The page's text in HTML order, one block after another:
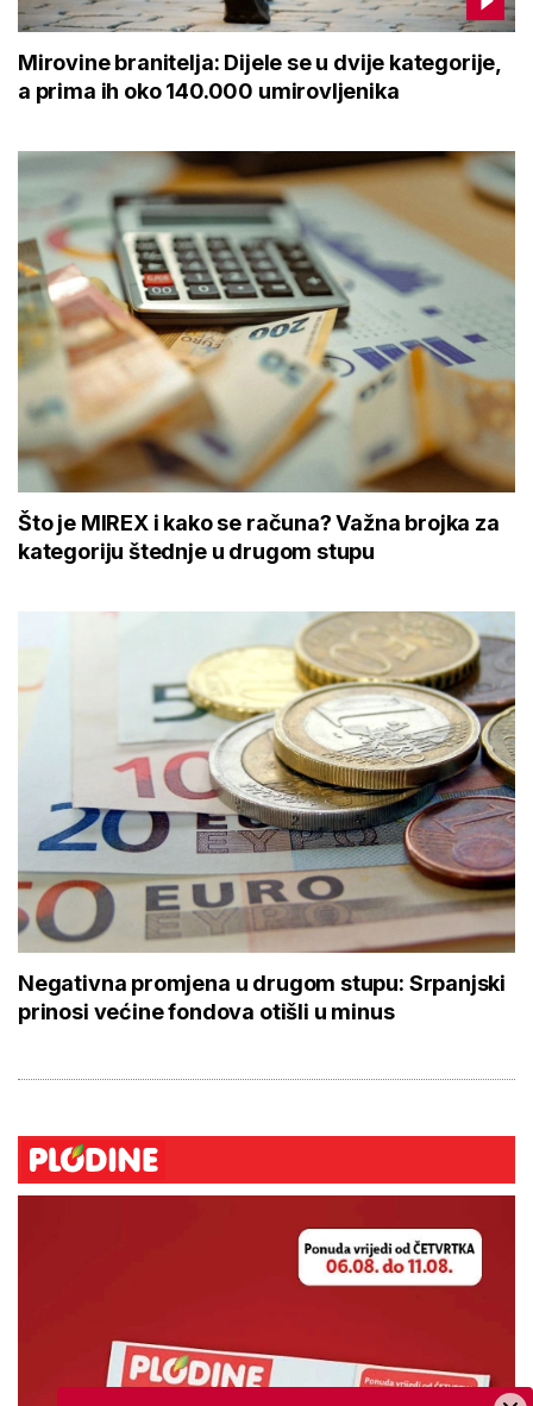
Mirovine branitelja: Dijele se u dvije kategorije,
a prima ih oko 140.000 umirovljenika
Što je MIREX i kako se računa? Važna brojka za
kategoriju štednje u drugom stupu
Negativna promjena u drugom stupu: Srpanjski
prinosi većine fondova otišli u minus